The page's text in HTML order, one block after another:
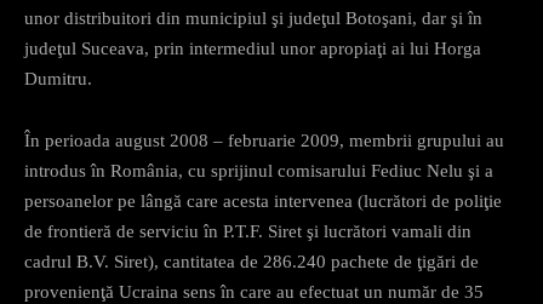
unor distribuitori din municipiul şi judeţul Botoşani, dar şi în
judeţul Suceava, prin intermediul unor apropiaţi ai lui Horga
Dumitru.
În perioada august 2008 – februarie 2009, membrii grupului au
introdus în România, cu sprijinul comisarului Fediuc Nelu şi a
persoanelor pe lângă care acesta intervenea (lucrători de poliţie
de frontieră de serviciu în P.T.F. Siret şi lucrători vamali din
cadrul B.V. Siret), cantitatea de 286.240 pachete de ţigări de
provenienţă Ucraina sens în care au efectuat un număr de 35